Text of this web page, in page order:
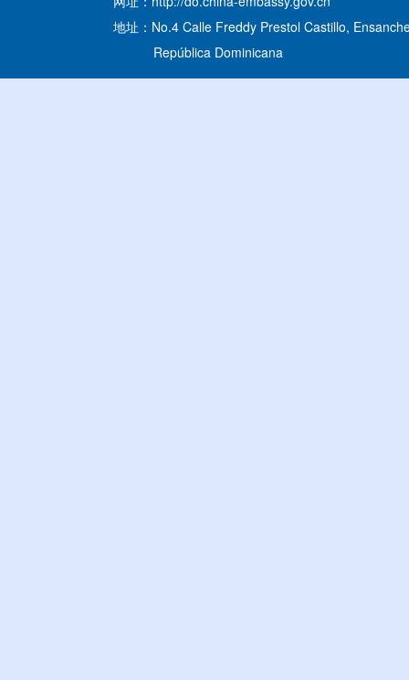
地址：No.4 Calle Freddy Prestol Castillo,
República Dominicana